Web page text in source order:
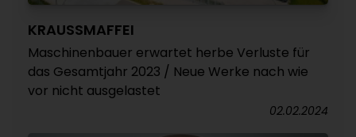
KRAUSSMAFFEI
Maschinenbauer erwartet herbe Verluste für
das Gesamtjahr 2023 / Neue Werke nach wie
vor nicht ausgelastet
02.02.2024